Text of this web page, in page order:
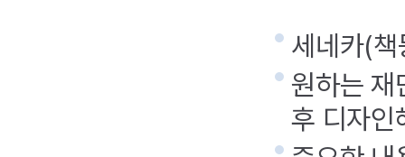
세네카(
원하는
후 디자인